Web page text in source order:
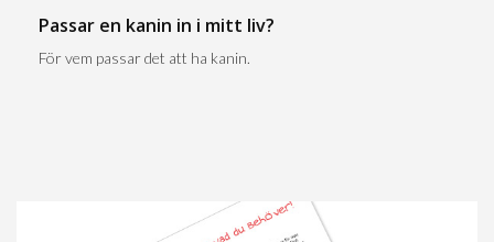
Passar en kanin in i mitt liv?
För vem passar det att ha kanin.